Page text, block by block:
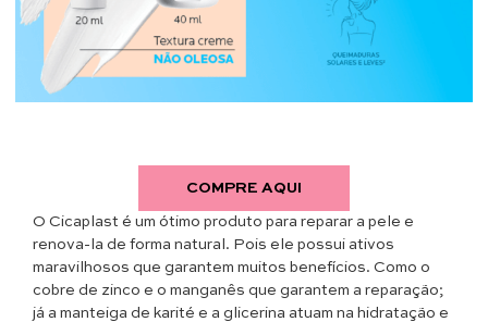
COMPRE AQUI
O Cicaplast é um ótimo produto para reparar a pele e
renova-la de forma natural. Pois ele possui ativos
maravilhosos que garantem muitos benefícios. Como o
cobre de zinco e o manganês que garantem a reparação;
já a manteiga de karité e a glicerina atuam na hidratação e